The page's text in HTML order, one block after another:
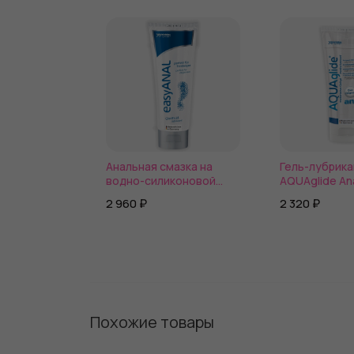
Анальная смазка на
водно-силиконовой
мл.
2 960 ₽
Гель-
AQUAglide
водной
2 320 ₽
Похожие товары